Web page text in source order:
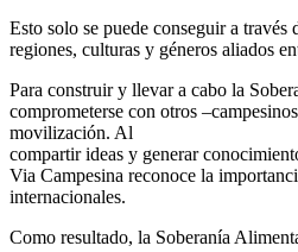
Esto solo se puede conseguir a
regiones, culturas y géneros aliados
Para construir y llevar a cabo la
comprometerse con otros
movilización. Al
compartir ideas y generar
Via Campesina reconoce la
internacionales.
Como resultado, la Soberanía